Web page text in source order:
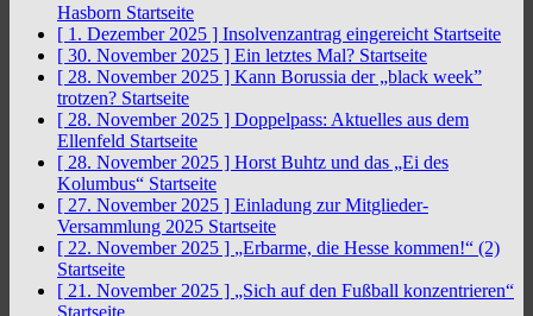
Hasborn Startseite
[ 1. Dezember 2025 ] Insolvenzantrag eingereicht Startseite
[ 30. November 2025 ] Ein letztes Mal? Startseite
[ 28. November 2025 ] Kann Borussia der „black week”
trotzen? Startseite
[ 28. November 2025 ] Doppelpass: Aktuelles aus dem
Ellenfeld Startseite
[ 28. November 2025 ] Horst Buhtz und das „Ei des
Kolumbus“ Startseite
[ 27. November 2025 ] Einladung zur Mitglieder-
Versammlung 2025 Startseite
[ 22. November 2025 ] „Erbarme, die Hesse kommen!“ (2)
Startseite
[ 21. November 2025 ] „Sich auf den Fußball konzentrieren“
Startseite